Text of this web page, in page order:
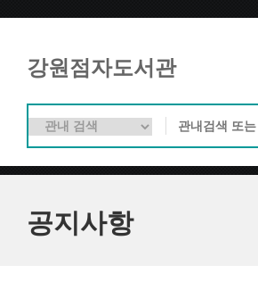
강원점자도서관
공지사항